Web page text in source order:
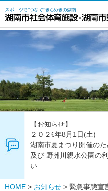
【お知らせ】
２０２6年8月1日(土)
湖南市夏まつり開催の
及び 野洲川親水公園の
い
HOME > お知らせ > 緊急事態宣